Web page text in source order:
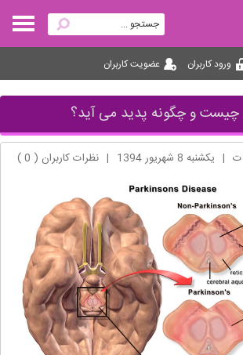
ورود کاربران عضویت کاربران
چیست و چگونه پدید می آید؟
| یکشنبه 8 شهریور 1394 | نظرات کاربران ( 0 )